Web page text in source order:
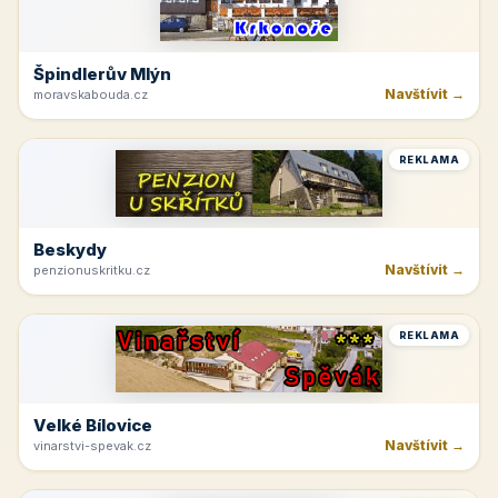
Špindlerův Mlýn
moravskabouda.cz Navštívit →
REKLAMA
Beskydy
penzionuskritku.cz Navštívit →
REKLAMA
Velké Bílovice
vinarstvi-spevak.cz Navštívit →